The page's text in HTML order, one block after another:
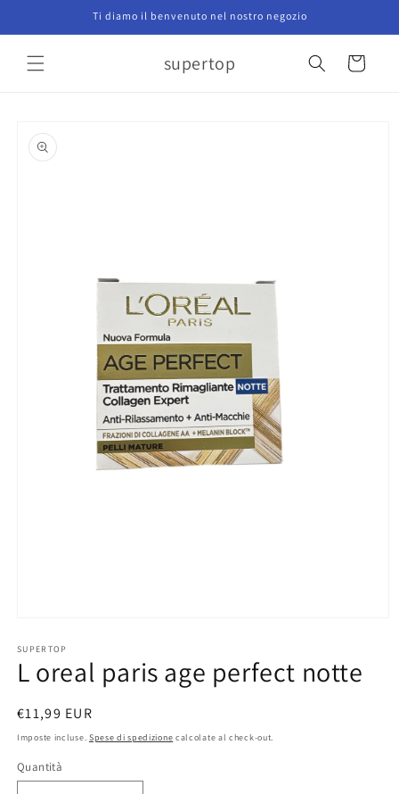
direttamente
ai contenuti
Ti diamo il benvenuto nel nostro negozio
supertop Carrello
informazioni
sul prodotto
multimediali
1
SUPERTOP
L oreal paris age perfect notte
Prezzo
di
€11,99 EUR
Imposte incluse. Spese di spedizione calcolate al check-out.
Quantità